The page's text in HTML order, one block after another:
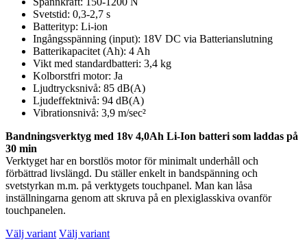
Svetstid: 0,3-2,7 s
Batterityp: Li-ion
Ingångsspänning (input): 18V DC via Batterianslutning
Batterikapacitet (Ah): 4 Ah
Vikt med standardbatteri: 3,4 kg
Kolborstfri motor: Ja
Ljudtrycksnivå: 85 dB(A)
Ljudeffektnivå: 94 dB(A)
Vibrationsnivå: 3,9 m/sec²
Bandningsverktyg med 18v 4,0Ah Li-Ion batteri som laddas på
30 min
Verktyget har en borstlös motor för minimalt underhåll och
förbättrad livslängd. Du ställer enkelt in bandspänning och
svetstyrkan m.m. på verktygets touchpanel. Man kan låsa
inställningarna genom att skruva på en plexiglasskiva ovanför
touchpanelen.
Välj variant Välj variant